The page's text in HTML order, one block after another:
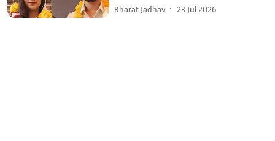
Bharat Jadhav 23 Jul 2026